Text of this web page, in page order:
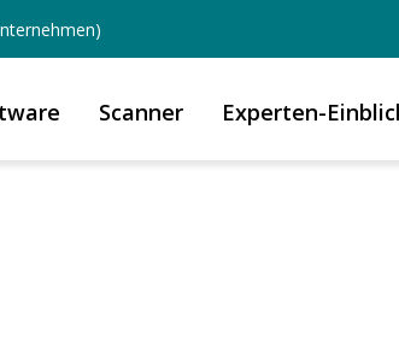
Scanner Experten-